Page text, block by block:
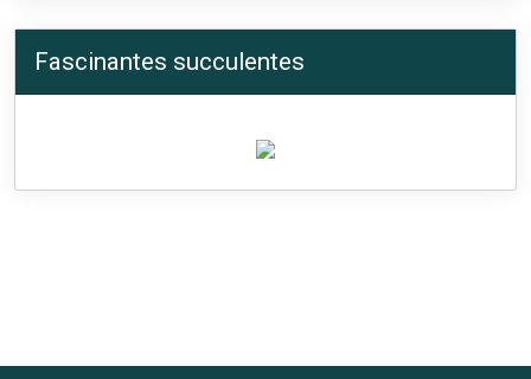
Fascinantes succulentes